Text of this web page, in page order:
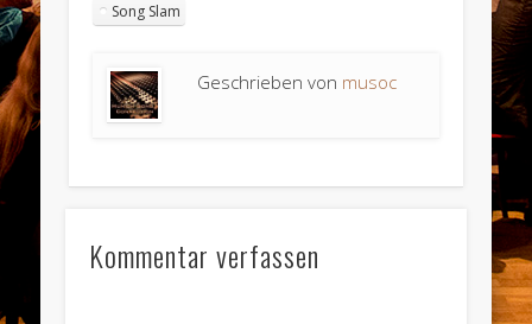
Song Slam
Geschrieben von musoc
Kommentar verfassen